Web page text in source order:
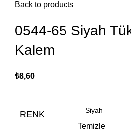
Back to products
0544-65 Siyah
Kalem
₺8,60
RENK
Temizle